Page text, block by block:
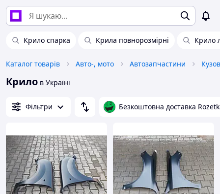
Крило спарка Крила повнорозмірні Крило
Каталог товарів Авто-, мото Автозапчастини
Крило в Україні
Фільтри Безкоштовна доставка